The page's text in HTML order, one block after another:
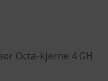
Octa-kjerne 4 GH